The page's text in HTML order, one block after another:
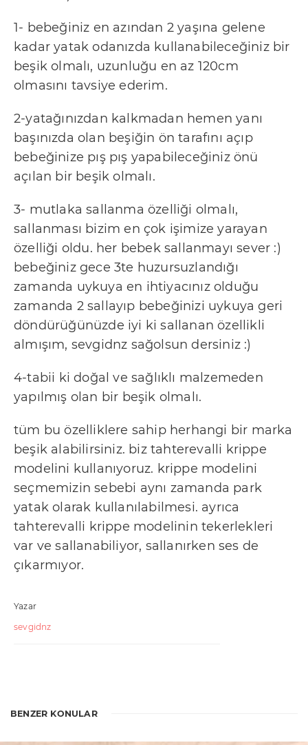
1- bebeğiniz en azından 2 yaşına gelene
kadar yatak odanızda kullanabileceğiniz bir
beşik olmalı, uzunluğu en az 120cm
olmasını tavsiye ederim.
2-yatağınızdan kalkmadan hemen yanı
başınızda olan beşiğin ön tarafını açıp
bebeğinize pış pış yapabileceğiniz önü
açılan bir beşik olmalı.
3- mutlaka sallanma özelliği olmalı,
sallanması bizim en çok işimize yarayan
özelliği oldu. her bebek sallanmayı sever :)
bebeğiniz gece 3te huzursuzlandığı
zamanda uykuya en ihtiyacınız olduğu
zamanda 2 sallayıp bebeğinizi uykuya geri
döndürüğünüzde iyi ki sallanan özellikli
almışım, sevgidnz sağolsun dersiniz :)
4-tabii ki doğal ve sağlıklı malzemeden
yapılmış olan bir beşik olmalı.
tüm bu özelliklere sahip herhangi bir marka
beşik alabilirsiniz. biz tahterevalli krippe
modelini kullanıyoruz. krippe modelini
seçmemizin sebebi aynı zamanda park
yatak olarak kullanılabilmesi. ayrıca
tahterevalli krippe modelinin tekerlekleri
var ve sallanabiliyor, sallanırken ses de
çıkarmıyor.
Yazar
sevgidnz
BENZER KONULAR